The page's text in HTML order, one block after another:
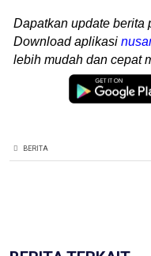
Dapatkan update berita
Download aplikasi
lebih mudah dan cepat
BERITA